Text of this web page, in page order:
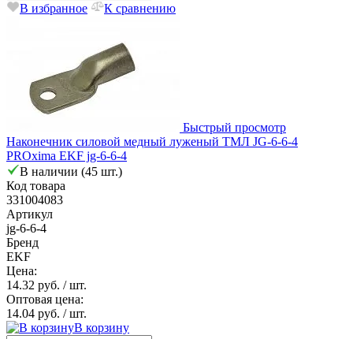
В избранное К сравнению
Быстрый просмотр
Наконечник силовой медный луженый ТМЛ JG-6-6-4
PROxima EKF jg-6-6-4
В наличии (45 шт.)
Код товара
331004083
Артикул
jg-6-6-4
Бренд
EKF
Цена:
14.32 руб. / шт.
Оптовая цена:
14.04 руб. / шт.
В корзину